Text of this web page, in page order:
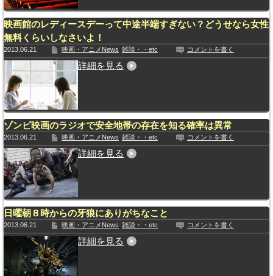
映画館のレディースデーって中途半端すぎない？どうせなら女性
無料くらいしなさいよ！
2013.06.21 映画・アニメNews 雑談・・etc コメントを書く
詳細を見る
ゾンビ映画のラジオで安全地帯の存在を知る確率は異常
2013.06.21 映画・アニメNews 雑談・・etc コメントを書く
詳細を見る
日曜朝８時からの牙狼にありがちなこと
2013.06.21 映画・アニメNews 雑談・・etc コメントを書く
詳細を見る